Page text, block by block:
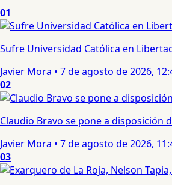
01
Sufre Universidad Católica en
Javier Mora • 7 de agosto de 2026,
02
Claudio Bravo se pone a disposición
Javier Mora • 7 de agosto de 2026,
03